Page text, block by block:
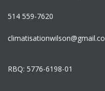
514 559-7620
RBQ: 5776-6198-01